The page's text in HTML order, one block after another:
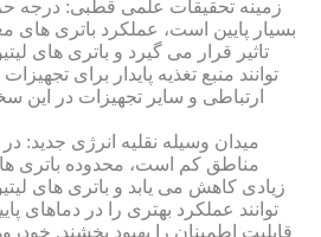
بسیار پایین است، عملکرد باتری
تاثیر قرار می گیرد و باتری های
توانند منبع تغذیه پایدار برای
ارتباطی و سایر تجهیزات در این
مناطق کم است، محدوده باتری
زیادی کاهش می یابد و باتری های
توانند عملکرد بهتری را در دماهای
قابلیت اطمینان را بهبود بخشند.